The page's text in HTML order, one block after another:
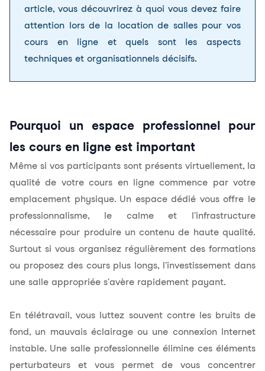
article, vous découvrirez à quoi vous devez faire
attention lors de la location de salles pour vos
cours en ligne et quels sont les aspects
techniques et organisationnels décisifs.
Pourquoi un espace professionnel pour
les cours en ligne est important
Même si vos participants sont présents virtuellement, la
qualité de votre cours en ligne commence par votre
emplacement physique. Un espace dédié vous offre le
professionnalisme, le calme et l'infrastructure
nécessaire pour produire un contenu de haute qualité.
Surtout si vous organisez régulièrement des formations
ou proposez des cours plus longs, l'investissement dans
une salle appropriée s'avère rapidement payant.
En télétravail, vous luttez souvent contre les bruits de
fond, un mauvais éclairage ou une connexion Internet
instable. Une salle professionnelle élimine ces éléments
perturbateurs et vous permet de vous concentrer